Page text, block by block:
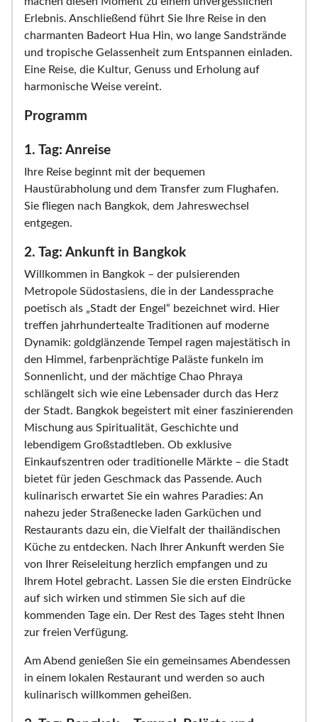
Erlebnis. Anschließend führt Sie Ihre Reise in den
charmanten Badeort Hua Hin, wo lange Sandstrände
und tropische Gelassenheit zum Entspannen einladen.
Eine Reise, die Kultur, Genuss und Erholung auf
harmonische Weise vereint.
Programm
1. Tag: Anreise
Ihre Reise beginnt mit der bequemen
Haustürabholung und dem Transfer zum Flughafen.
Sie fliegen nach Bangkok, dem Jahreswechsel
entgegen.
2. Tag: Ankunft in Bangkok
Willkommen in Bangkok – der pulsierenden
Metropole Südostasiens, die in der Landessprache
poetisch als „Stadt der Engel“ bezeichnet wird. Hier
treffen jahrhundertealte Traditionen auf moderne
Dynamik: goldglänzende Tempel ragen majestätisch in
den Himmel, farbenprächtige Paläste funkeln im
Sonnenlicht, und der mächtige Chao Phraya
schlängelt sich wie eine Lebensader durch das Herz
der Stadt. Bangkok begeistert mit einer faszinierenden
Mischung aus Spiritualität, Geschichte und
lebendigem Großstadtleben. Ob exklusive
Einkaufszentren oder traditionelle Märkte – die Stadt
bietet für jeden Geschmack das Passende. Auch
kulinarisch erwartet Sie ein wahres Paradies: An
nahezu jeder Straßenecke laden Garküchen und
Restaurants dazu ein, die Vielfalt der thailändischen
Küche zu entdecken. Nach Ihrer Ankunft werden Sie
von Ihrer Reiseleitung herzlich empfangen und zu
Ihrem Hotel gebracht. Lassen Sie die ersten Eindrücke
auf sich wirken und stimmen Sie sich auf die
kommenden Tage ein. Der Rest des Tages steht Ihnen
zur freien Verfügung.
Am Abend genießen Sie ein gemeinsames Abendessen
in einem lokalen Restaurant und werden so auch
kulinarisch willkommen geheißen.